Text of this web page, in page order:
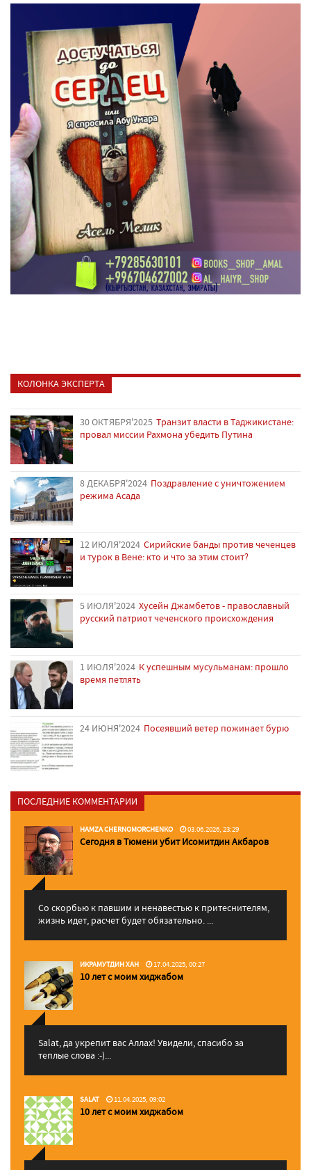
КОЛОНКА ЭКСПЕРТА
30 ОКТЯБРЯ'2025 Транзит власти в Таджикистане:
провал миссии Рахмона убедить Путина
8 ДЕКАБРЯ'2024 Поздравление с уничтожением
режима Асада
12 ИЮЛЯ'2024 Сирийские банды против чеченцев
и турок в Вене: кто и что за этим стоит?
5 ИЮЛЯ'2024 Хусейн Джамбетов - православный
русский патриот чеченского происхождения
1 ИЮЛЯ'2024 К успешным мусульманам: прошло
время петлять
24 ИЮНЯ'2024 Посеявший ветер пожинает бурю
ПОСЛЕДНИЕ КОММЕНТАРИИ
HAMZA CHERNOMORCHENKO 03.06.2026, 23:29
Сегодня в Тюмени убит Исомитдин Акбаров
Со скорбью к павшим и ненавестью к притеснителям,
жизнь идет, расчет будет обязательно. ...
ИКРАМУТДИН ХАН 17.04.2025, 00:27
10 лет с моим хиджабом
Salat, да укрепит вас Аллаx! Увидели, спасибо за
теплые слова :-)...
SALAT 11.04.2025, 09:02
10 лет с моим хиджабом